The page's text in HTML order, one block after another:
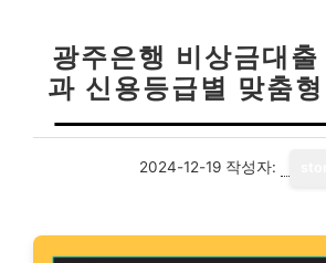
광주은행 비상금대
과 신용등급별 맞춤
2024-12-19 작성자: